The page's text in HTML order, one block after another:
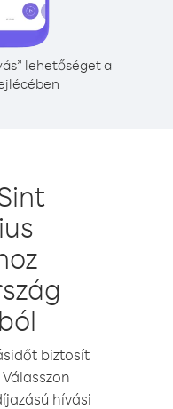
lehetőséget a
biztosít
hívási